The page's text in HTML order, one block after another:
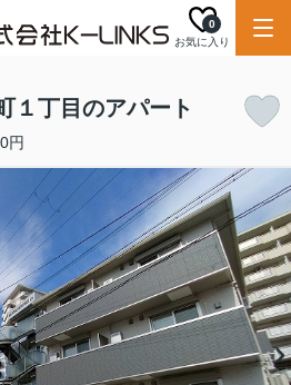
お気に入り
0
１丁目のアパート
円